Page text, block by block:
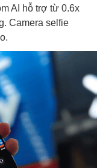
AI hỗ trợ từ 0.6x
Camera selfie